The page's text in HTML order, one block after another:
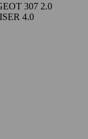
307 2.0
4.0